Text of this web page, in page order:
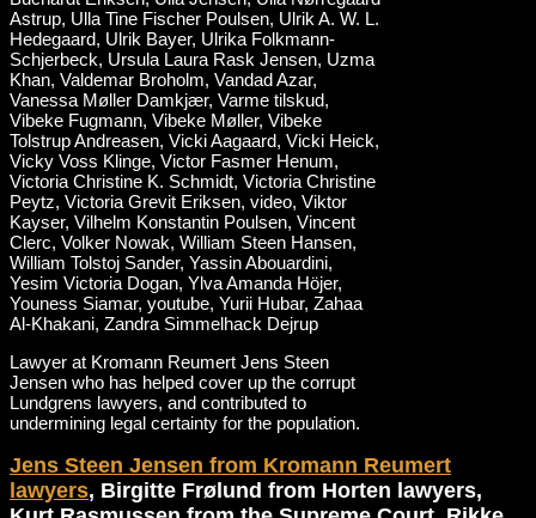
Lawyer at Kromann Reumert Jens Steen
Jensen who has helped cover up the corrupt
Lundgrens lawyers, and contributed to
undermining legal certainty for the population.
Jens Steen Jensen from Kromann Reumert
lawyers, Birgitte Frølund from Horten lawyers,